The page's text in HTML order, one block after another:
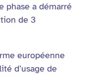
phase a démarré
de 3
européenne
d’usage de